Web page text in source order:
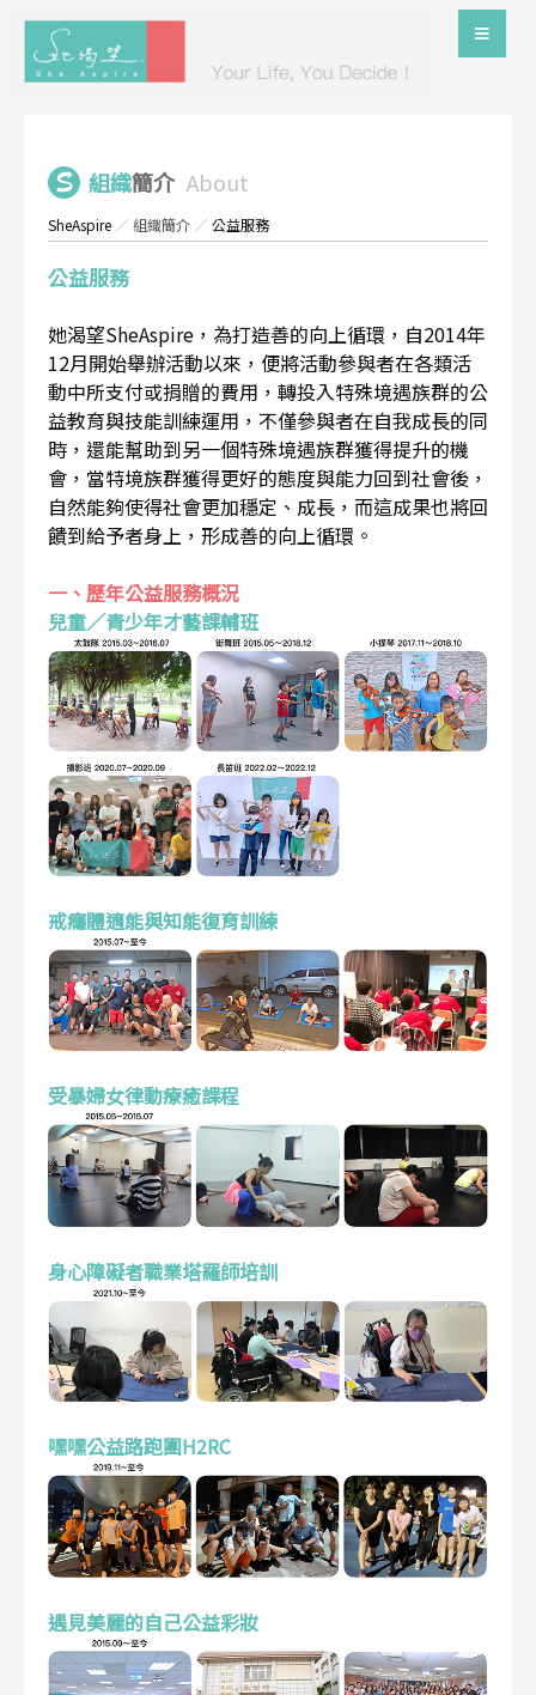
組織簡介 About
SheAspire ／組織簡介 ／公益服務
公益服務
她渴望SheAspire，為打造善的向上循環，自2014年
12月開始舉辦活動以來，便將活動參與者在各類活
動中所支付或捐贈的費用，轉投入特殊境遇族群的公
益教育與技能訓練運用，不僅參與者在自我成長的同
時，還能幫助到另一個特殊境遇族群獲得提升的機
會，當特境族群獲得更好的態度與能力回到社會後，
自然能夠使得社會更加穩定、成長，而這成果也將回
饋到給予者身上，形成善的向上循環。
一、歷年公益服務概況
兒童／青少年才藝課輔班
戒癮體適能與知能復育訓練
受暴婦女律動療癒課程
身心障礙者職業塔羅師培訓
嘿嘿公益路跑團H2RC
遇見美麗的自己公益彩妝